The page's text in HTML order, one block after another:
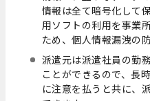
情報は全て暗号化して
用ソフトの利用を事業
ため、個人情報漏洩の
派遣元は派遣社員の勤
ことができるので、長
に注意を払うと共に、